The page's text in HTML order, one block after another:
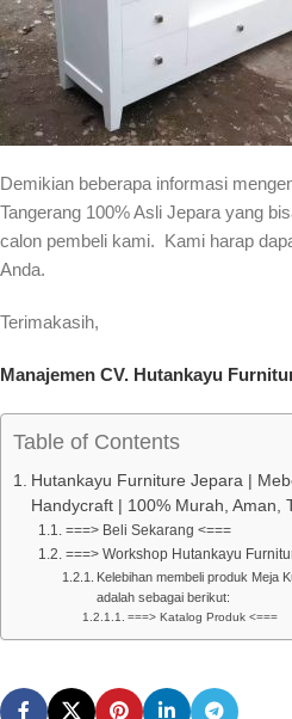
Demikian beberapa informasi
Tangerang 100% Asli Jepara yang
calon pembeli kami. Kami harap
Anda.
Terimakasih,
Manajemen CV. Hutankayu
Table of Contents
Hutankayu Furniture Jepara |
Handycraft | 100% Murah, Aman,
===> Beli Sekarang <===
===> Workshop Hutankayu
Kelebihan membeli produk Meja
adalah sebagai berikut:
===> Katalog Produk <===